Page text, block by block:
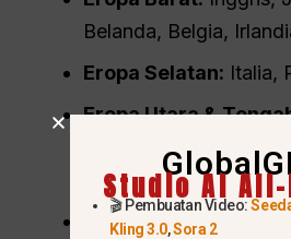
Belanda, Belgia,
Eropa Selatan: Italia,
Eropa Utara &
Norwegia, Denmark,
Austria.
Eropa Timur:
Studio AI All-
🎬 Pembuatan Video:
Kling 3.0,Sora 2